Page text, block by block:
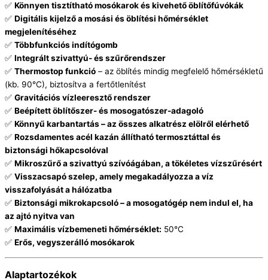
✅ Könnyen tisztítható mosókarok és kivehető öblítőfúvókák
✅ Digitális kijelző a mosási és öblítési hőmérséklet
megjelenítéséhez
✅ Többfunkciós indítógomb
✅ Integrált szivattyú- és szűrőrendszer
✅ Thermostop funkció – az öblítés mindig megfelelő hőmérsékletű
(kb. 90°C), biztosítva a fertőtlenítést
✅ Gravitációs vízleeresztő rendszer
✅ Beépített öblítőszer- és mosogatószer-adagoló
✅ Könnyű karbantartás – az összes alkatrész elölről elérhető
✅ Rozsdamentes acél kazán állítható termosztáttal és
biztonsági hőkapcsolóval
✅ Mikroszűrő a szivattyú szívóágában, a tökéletes vízszűrésért
✅ Visszacsapó szelep, amely megakadályozza a víz
visszafolyását a hálózatba
✅ Biztonsági mikrokapcsoló – a mosogatógép nem indul el, ha
az ajtó nyitva van
✅ Maximális vízbemeneti hőmérséklet: 50°C
✅ Erős, vegyszerálló mosókarok
Alaptartozékok